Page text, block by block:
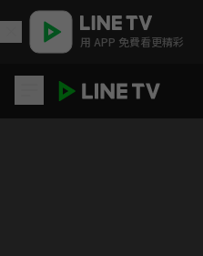
用 APP 免費看更精彩